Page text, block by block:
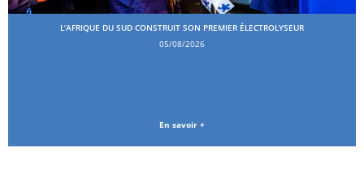
L’AFRIQUE DU SUD CONSTRUIT SON PREMIER ÉLECTROLYSEUR
05/08/2026
En savoir +